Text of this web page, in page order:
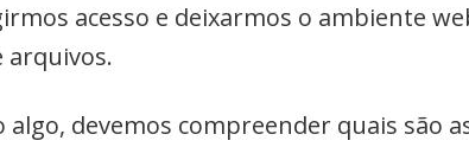
acesso e deixarmos o ambiente
arquivos.
devemos compreender quais são